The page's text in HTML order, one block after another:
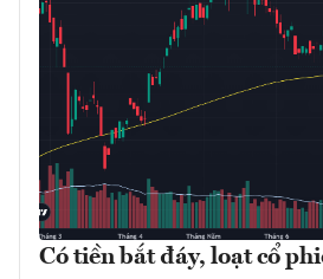
Có tiền bắt đáy, loạt cổ